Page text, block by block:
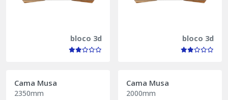
bloco 3d bloco 3d
Cama Musa
2350mm
Cama Musa
2000mm